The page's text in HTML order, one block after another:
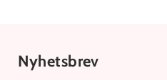
Nyhetsbrev